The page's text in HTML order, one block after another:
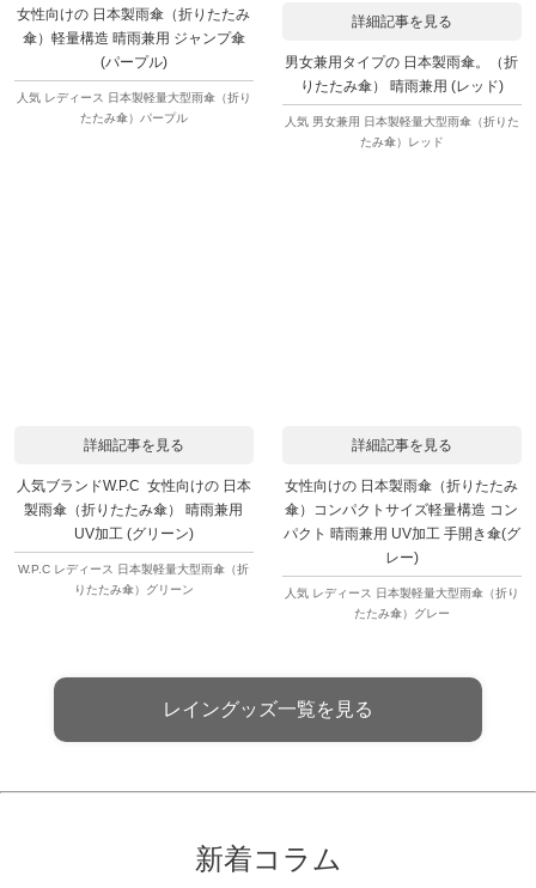
女性向けの 日本製雨傘（折りたたみ
傘）軽量構造 晴雨兼用 ジャンプ傘
(パープル)
人気 レディース 日本製軽量大型雨傘（折り
たたみ傘）パープル
詳細記事を見る
男女兼用タイプの 日本製雨傘。（折
りたたみ傘） 晴雨兼用 (レッド)
人気 男女兼用 日本製軽量大型雨傘（折りた
たみ傘）レッド
詳細記事を見る
人気ブランドW.P.C 女性向けの 日本
製雨傘（折りたたみ傘） 晴雨兼用
UV加工 (グリーン)
W.P.C レディース 日本製軽量大型雨傘（折
りたたみ傘）グリーン
詳細記事を見る
女性向けの 日本製雨傘（折りたたみ
傘）コンパクトサイズ軽量構造 コン
パクト 晴雨兼用 UV加工 手開き傘(グ
レー)
人気 レディース 日本製軽量大型雨傘（折り
たたみ傘）グレー
レイングッズ一覧を見る
新着コラム